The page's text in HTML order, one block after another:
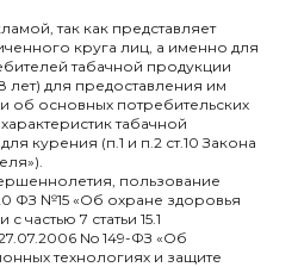
так как представляет
круга лиц, а именно для
табачной продукции
лет) для предоставления им
об основных потребительских
табачной
курения (п.1 и п.2 ст.10 Закона
пользование
ФЗ №15 «Об охране здоровья
частью 7 статьи 15.1
No 149-ФЗ «Об
технологиях и защите